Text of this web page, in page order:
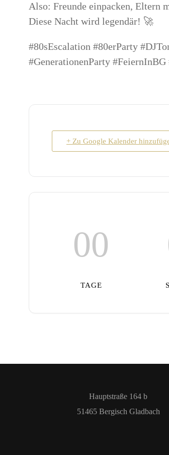
Also: Freunde einpacken, Eltern
Diese Nacht wird legendär! 🚀
#80sEscalation #80erParty
#GenerationenParty #FeiernInBG
+ Zu Google Kalender
00
TAGE
Hauptstraße 164 b
51465 Bergisch Gladbach